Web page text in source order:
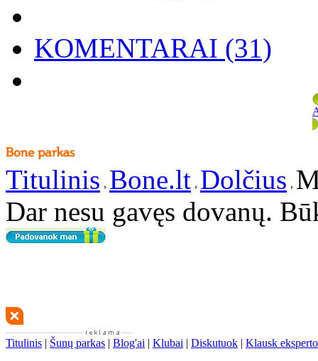
KOMENTARAI (31)
Titulinis Bone.lt Dolčius
Dar nesu gavęs dovanų.
Titulinis | Šunų parkas | Blog'ai | Klubai | Diskutuok | Klausk eksperto